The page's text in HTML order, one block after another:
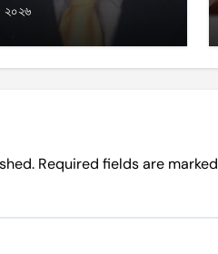
২০২৬
Required fields are marked